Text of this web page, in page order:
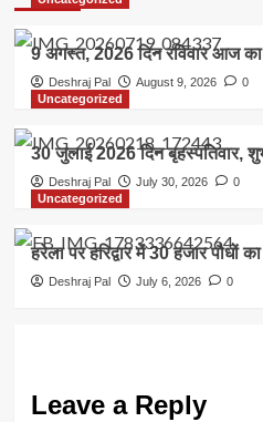
9 अगस्त, 2026 दिन रविवार आज
Deshraj Pal August 9, 2026
0
Uncategorized
30 जुलाई 2026 दिन बृहस्पतिवार,
Deshraj Pal July 30, 2026
0
Uncategorized
हरेला पर हरिद्वार में 30 हजार पौधों
Deshraj Pal July 6, 2026 0
Leave a Reply